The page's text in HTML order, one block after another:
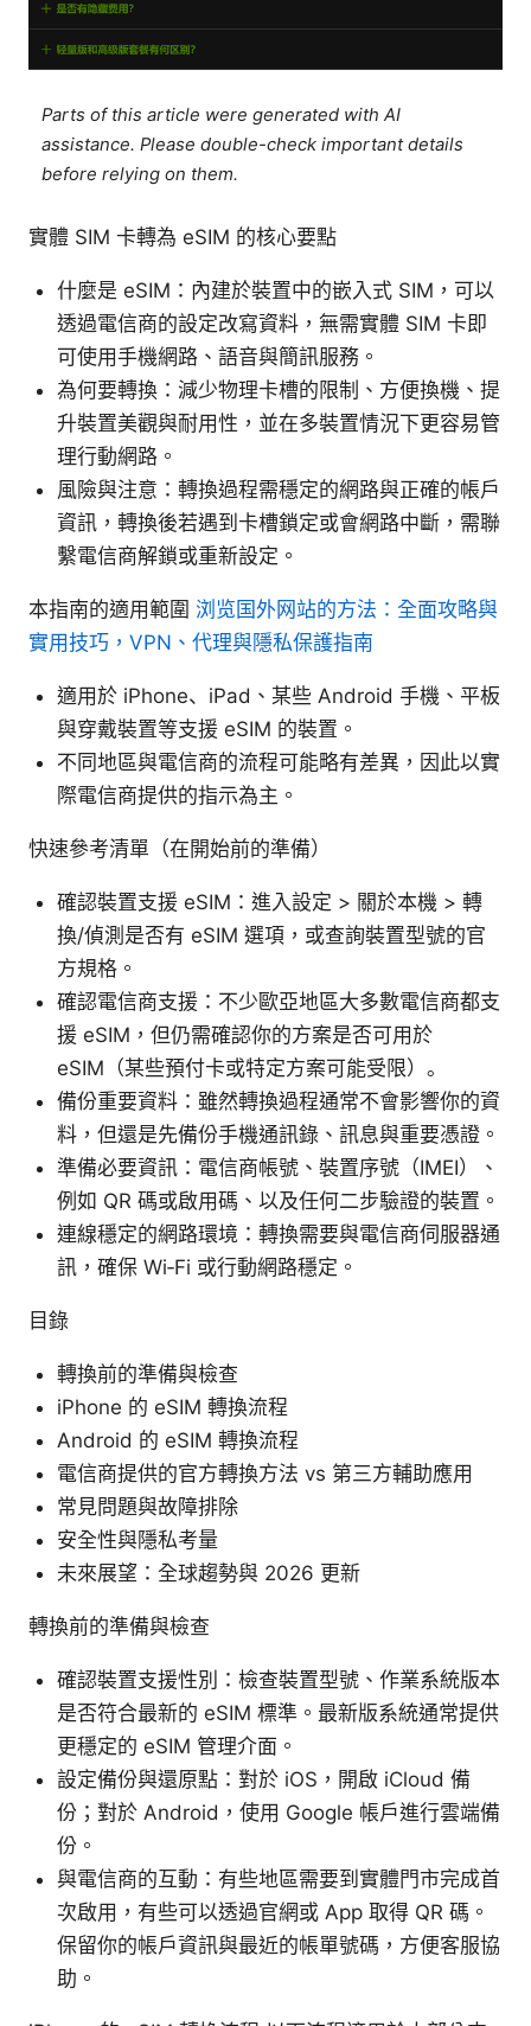
Parts of this article were generated with AI
assistance. Please double-check important details
before relying on them.
實體 SIM 卡轉為 eSIM 的核心要點
什麼是 eSIM：內建於裝置中的嵌入式 SIM，可以
透過電信商的設定改寫資料，無需實體 SIM 卡即
可使用手機網路、語音與簡訊服務。
為何要轉換：減少物理卡槽的限制、方便換機、提
升裝置美觀與耐用性，並在多裝置情況下更容易管
理行動網路。
風險與注意：轉換過程需穩定的網路與正確的帳戶
資訊，轉換後若遇到卡槽鎖定或會網路中斷，需聯
繫電信商解鎖或重新設定。
本指南的適用範圍 浏览国外网站的方法：全面攻略與
實用技巧，VPN、代理與隱私保護指南
適用於 iPhone、iPad、某些 Android 手機、平板
與穿戴裝置等支援 eSIM 的裝置。
不同地區與電信商的流程可能略有差異，因此以實
際電信商提供的指示為主。
快速參考清單（在開始前的準備）
確認裝置支援 eSIM：進入設定 > 關於本機 > 轉
換/偵測是否有 eSIM 選項，或查詢裝置型號的官
方規格。
確認電信商支援：不少歐亞地區大多數電信商都支
援 eSIM，但仍需確認你的方案是否可用於
eSIM（某些預付卡或特定方案可能受限）。
備份重要資料：雖然轉換過程通常不會影響你的資
料，但還是先備份手機通訊錄、訊息與重要憑證。
準備必要資訊：電信商帳號、裝置序號（IMEI）、
例如 QR 碼或啟用碼、以及任何二步驗證的裝置。
連線穩定的網路環境：轉換需要與電信商伺服器通
訊，確保 Wi‑Fi 或行動網路穩定。
目錄
轉換前的準備與檢查
iPhone 的 eSIM 轉換流程
Android 的 eSIM 轉換流程
電信商提供的官方轉換方法 vs 第三方輔助應用
常見問題與故障排除
安全性與隱私考量
未來展望：全球趨勢與 2026 更新
轉換前的準備與檢查
確認裝置支援性別：檢查裝置型號、作業系統版本
是否符合最新的 eSIM 標準。最新版系統通常提供
更穩定的 eSIM 管理介面。
設定備份與還原點：對於 iOS，開啟 iCloud 備
份；對於 Android，使用 Google 帳戶進行雲端備
份。
與電信商的互動：有些地區需要到實體門市完成首
次啟用，有些可以透過官網或 App 取得 QR 碼。
保留你的帳戶資訊與最近的帳單號碼，方便客服協
助。